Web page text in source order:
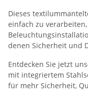
Dieses
einfach zu
denen Sicherheit und
Entdecken Sie jetzt
mit integriertem
für mehr Sicherheit,